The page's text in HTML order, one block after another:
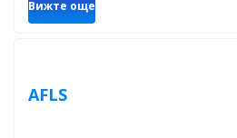
Вижте още
AFLS